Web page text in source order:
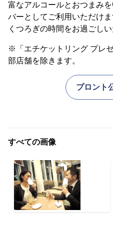
富なアルコールとおつまみ
バーとしてご利用いただけ
くつろぎの時間をお過ごしい
※「エチケットリング プレ
部店舗を除きます。
プロント
すべての画像